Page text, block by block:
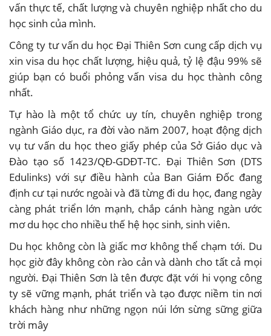
vấn thực tế, chất lượng và chuyên nghiệp nhất cho du
học sinh của mình.
Công ty tư vấn du học Đại Thiên Sơn cung cấp dịch vụ
xin visa du học chất lượng, hiệu quả, tỷ lệ đậu 99% sẽ
giúp bạn có buổi phỏng vấn visa du học thành công
nhất.
Tự hào là một tổ chức uy tín, chuyên nghiệp trong
ngành Giáo dục, ra đời vào năm 2007, hoạt động dịch
vụ tư vấn du học theo giấy phép của Sở Giáo dục và
Đào tạo số 1423/QĐ-GDĐT-TC. Đại Thiên Sơn (DTS
Edulinks) với sự điều hành của Ban Giám Đốc đang
định cư tại nước ngoài và đã từng đi du học, đang ngày
càng phát triển lớn mạnh, chắp cánh hàng ngàn ước
mơ du học cho nhiều thế hệ học sinh, sinh viên.
Du học không còn là giấc mơ không thể chạm tới. Du
học giờ đây không còn rào cản và dành cho tất cả mọi
người. Đại Thiên Sơn là tên được đặt với hi vọng công
ty sẽ vững mạnh, phát triển và tạo được niềm tin nơi
khách hàng như những ngọn núi lớn sừng sững giữa
trời mây